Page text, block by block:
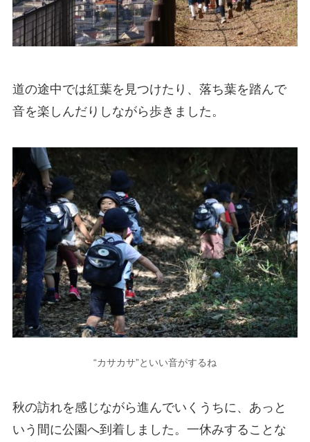
道の途中では紅葉を見つけたり、落ち葉を踏んで
音を楽しんだりしながら歩きました。
“カサカサ”といい音がするね
秋の訪れを感じながら進んでいくうちに、あっと
いう間に公園へ到着しました。一休みすることな